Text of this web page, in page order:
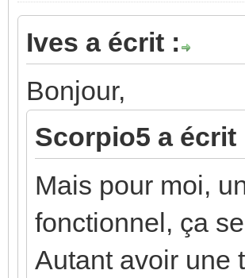
Ives a écrit :
Bonjour,
Scorpio5 a écrit
Mais pour moi,
fonctionnel, ça
Autant avoir une